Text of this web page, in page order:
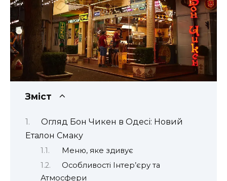
Зміст
Огляд Бон Чикен в Одесі: Новий
Еталон Смаку
Меню, яке здивує
Особливості Інтер’єру та
Атмосфери